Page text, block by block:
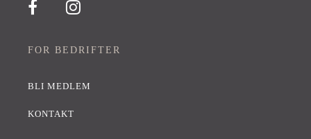
FOR BEDRIFTER
BLI MEDLEM
KONTAKT